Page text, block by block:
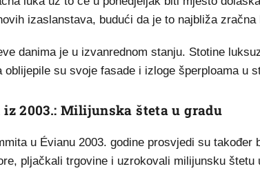
izaslanstava, budući da je to najbliža zračna
danima je u izvanrednom stanju. Stotine
oblijepile su svoje fasade i izloge šperploama u
2003.: Milijunska šteta u gradu
u Évianu 2003. godine prosvjedi su
pljačkali trgovine i uzrokovali milijunsku štetu